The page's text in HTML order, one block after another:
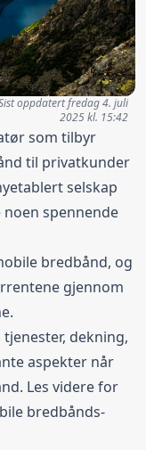
oppdatertfredag 4. juli
2025 kl. 15:42
som tilbyr
til privatkunder
selskap
spennende
bredbånd, og
gjennom
dekning,
aspekter når
Les videre for
bredbånds-